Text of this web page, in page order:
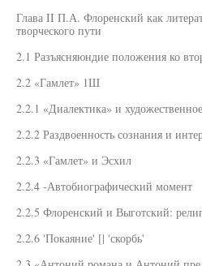
Глава II П.А. Флоренский как
творческого пути
2.1 Разъясняюндие положения ко
2.2 «Гамлет» 1Ш
2.2.1 «Диалектика» и
2.2.2 Раздвоенность сознания и
2.2.3 «Гамлет» и Эсхил
2.2.4 -Автобиографический момент
2.2.5 Флоренский и Выготский:
2.2.6 'Покаяние' [| 'скорбь'